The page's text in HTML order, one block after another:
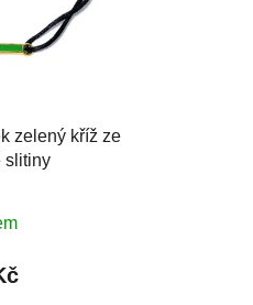
zelený kříž ze
slitiny